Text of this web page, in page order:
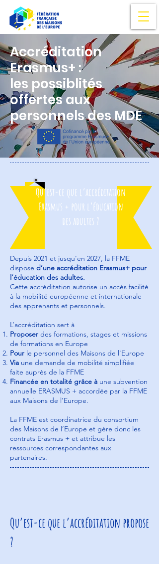
Accréditation
Erasmus+ :
les possiblités
offertes aux
personnels des MDE
Qu’est-ce que l’accréditation
Erasmus + pour l’éducation
des adultes ?
Depuis 2021 et jusqu’en 2027, la FFME
dispose d’une accréditation Erasmus+ pour
l’éducation des adultes.
Cette accréditation autorise un accès facilité
à la mobilité européenne et internationale
des apprenants et personnels.
L’accréditation sert à
Proposer des formations, stages et missions
de formations en Europe
Pour le personnel des Maisons de l'Europe
Via une demande de mobilité simplifiée
faite auprès de la FFME
Financée en totalité grâce à une subvention
annuelle ERASMUS + accordée par la FFME
aux Maisons de l'Europe.
La FFME est coordinatrice du consortium
des Maisons de l’Europe et gère donc les
contrats Erasmus + et attribue les
ressources correspondantes aux
partenaires.
Qu’est-ce que l’accréditation propose
?